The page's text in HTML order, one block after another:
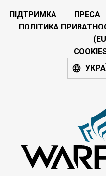
ПІДТРИМКА ПРЕСА
ПОЛІТИКА